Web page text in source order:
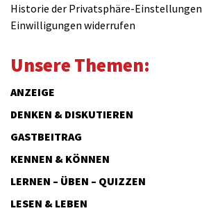
Historie der Privatsphäre-Einstellungen
Einwilligungen widerrufen
Unsere Themen:
ANZEIGE
DENKEN & DISKUTIEREN
GASTBEITRAG
KENNEN & KÖNNEN
LERNEN – ÜBEN – QUIZZEN
LESEN & LEBEN